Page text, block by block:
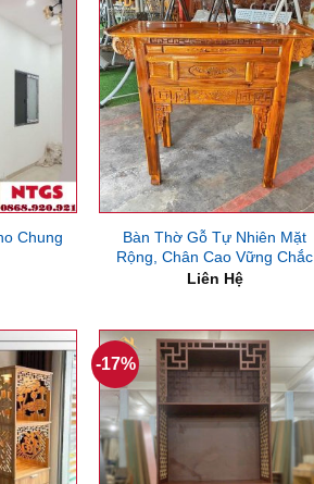
Chung
Bàn Thờ Gỗ Tự Nhiên Mặt
Rộng, Chân Cao Vững Chắc
Liên Hệ
-17%